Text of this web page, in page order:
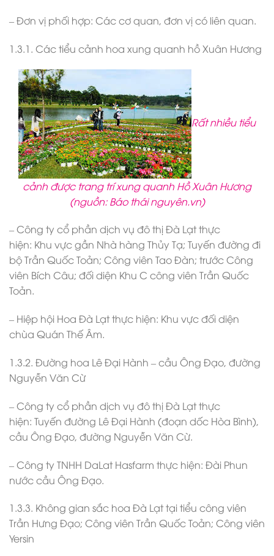
– Đơn vị phối hợp: Các cơ quan, đơn vị có liên quan.
1.3.1. Các tiểu cảnh hoa xung quanh hồ Xuân Hương
Rất nhiều tiểu
cảnh được trang trí xung quanh Hồ Xuân Hương
(nguồn: Báo thái nguyên.vn)
– Công ty cổ phần dịch vụ đô thị Đà Lạt thực
hiện: Khu vực gần Nhà hàng Thủy Tạ; Tuyến đường đi
bộ Trần Quốc Toản; Công viên Tao Đàn; trước Công
viên Bích Câu; đối diện Khu C công viên Trần Quốc
Toản.
– Hiệp hội Hoa Đà Lạt thực hiện: Khu vực đối diện
chùa Quán Thế Âm.
1.3.2. Đường hoa Lê Đại Hành – cầu Ông Đạo, đường
Nguyễn Văn Cừ
– Công ty cổ phần dịch vụ đô thị Đà Lạt thực
hiện: Tuyến đường Lê Đại Hành (đoạn dốc Hòa Bình),
cầu Ông Đạo, đường Nguyễn Văn Cừ.
– Công ty TNHH DaLat Hasfarm thực hiện: Đài Phun
nước cầu Ông Đạo.
1.3.3. Không gian sắc hoa Đà Lạt tại tiểu công viên
Trần Hưng Đạo; Công viên Trần Quốc Toản; Công viên
Yersin